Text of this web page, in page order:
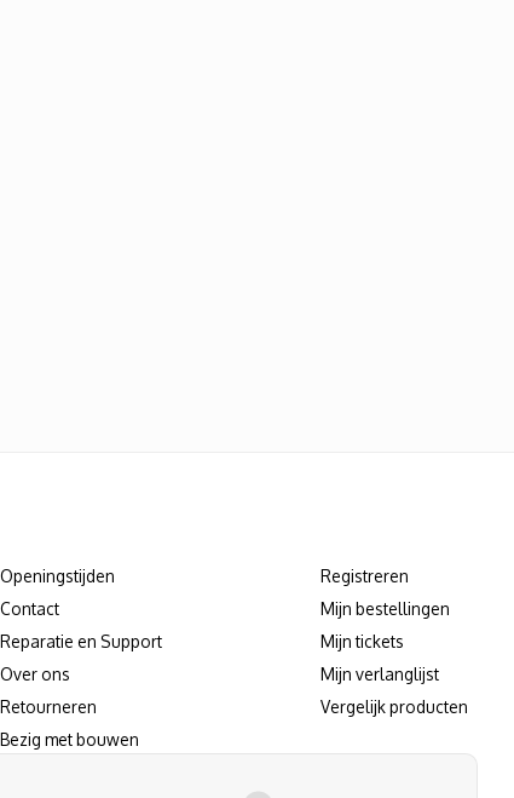
Openingstijden
Contact
Reparatie en Support
Over ons
Retourneren
Bezig met bouwen
Registreren
Mijn bestellingen
Mijn tickets
Mijn verlanglijst
Vergelijk producten